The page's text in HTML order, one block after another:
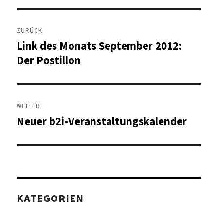
Beitragsnavigation
ZURÜCK
Vorheriger
Beitrag:
Link des Monats September 2012:
Der Postillon
WEITER
Nächster
Neuer b2i-Veranstaltungskalender
KATEGORIEN